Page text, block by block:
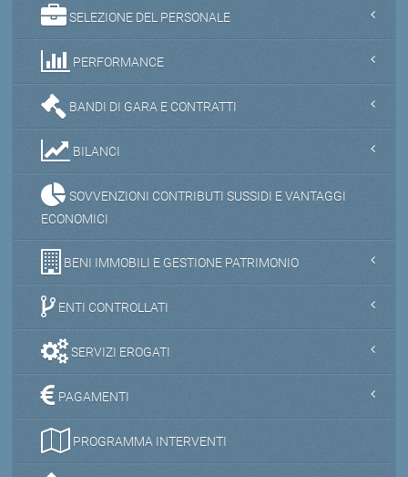
SELEZIONE DEL PERSONALE
PERFORMANCE
BANDI DI GARA E CONTRATTI
BILANCI
SOVVENZIONI CONTRIBUTI SUSSIDI E VANTAGGI
ECONOMICI
BENI IMMOBILI E GESTIONE PATRIMONIO
ENTI CONTROLLATI
SERVIZI EROGATI
PAGAMENTI
PROGRAMMA INTERVENTI